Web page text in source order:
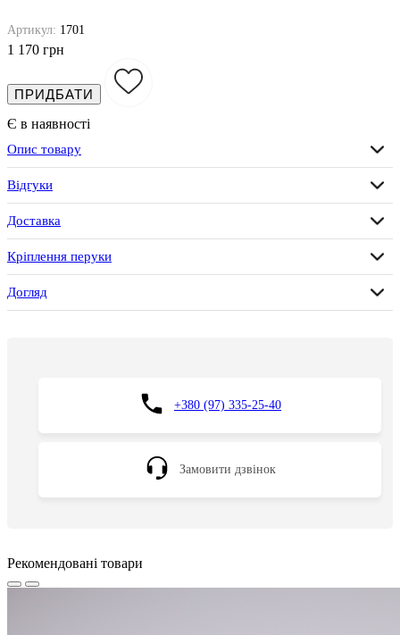
Артикул: 1701
1 170 грн
ПРИДБАТИ
Є в наявності
Опис товару
Відгуки
Доставка
Кріплення перуки
Догляд
+380 (97) 335-25-40
Замовити дзвінок
Рекомендовані товари